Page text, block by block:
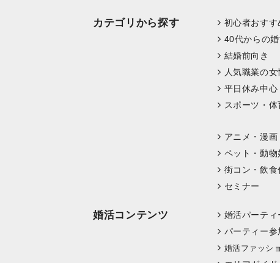
カテゴリから探す 初心者おすす
40代からの
結婚前向き
人気職業の女
平日休み中心
スポーツ・体
アニメ・漫画
ペット・動物
街コン・飲食
セミナー
婚活コンテンツ 婚活パーティ
パーティー参
婚活ファッシ